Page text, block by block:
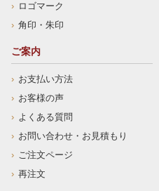
ロゴマーク
角印・朱印
ご案内
お支払い方法
お客様の声
よくある質問
お問い合わせ・お見積もり
ご注文ページ
再注文